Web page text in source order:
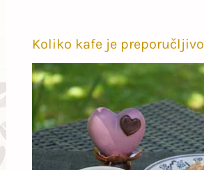
Koliko kafe je preporučljivo